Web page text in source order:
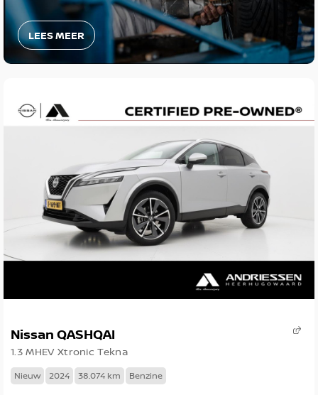
LEES MEER
Nissan QASHQAI
1.3 MHEV Xtronic Tekna
Nieuw 2024 38.074 km Benzine